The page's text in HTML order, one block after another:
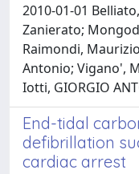
2010-01-01
Zanierato;
Raimondi,
Antonio; Vigano',
Iotti, GIORGIO
End-tidal
defibrillation
cardiac arrest